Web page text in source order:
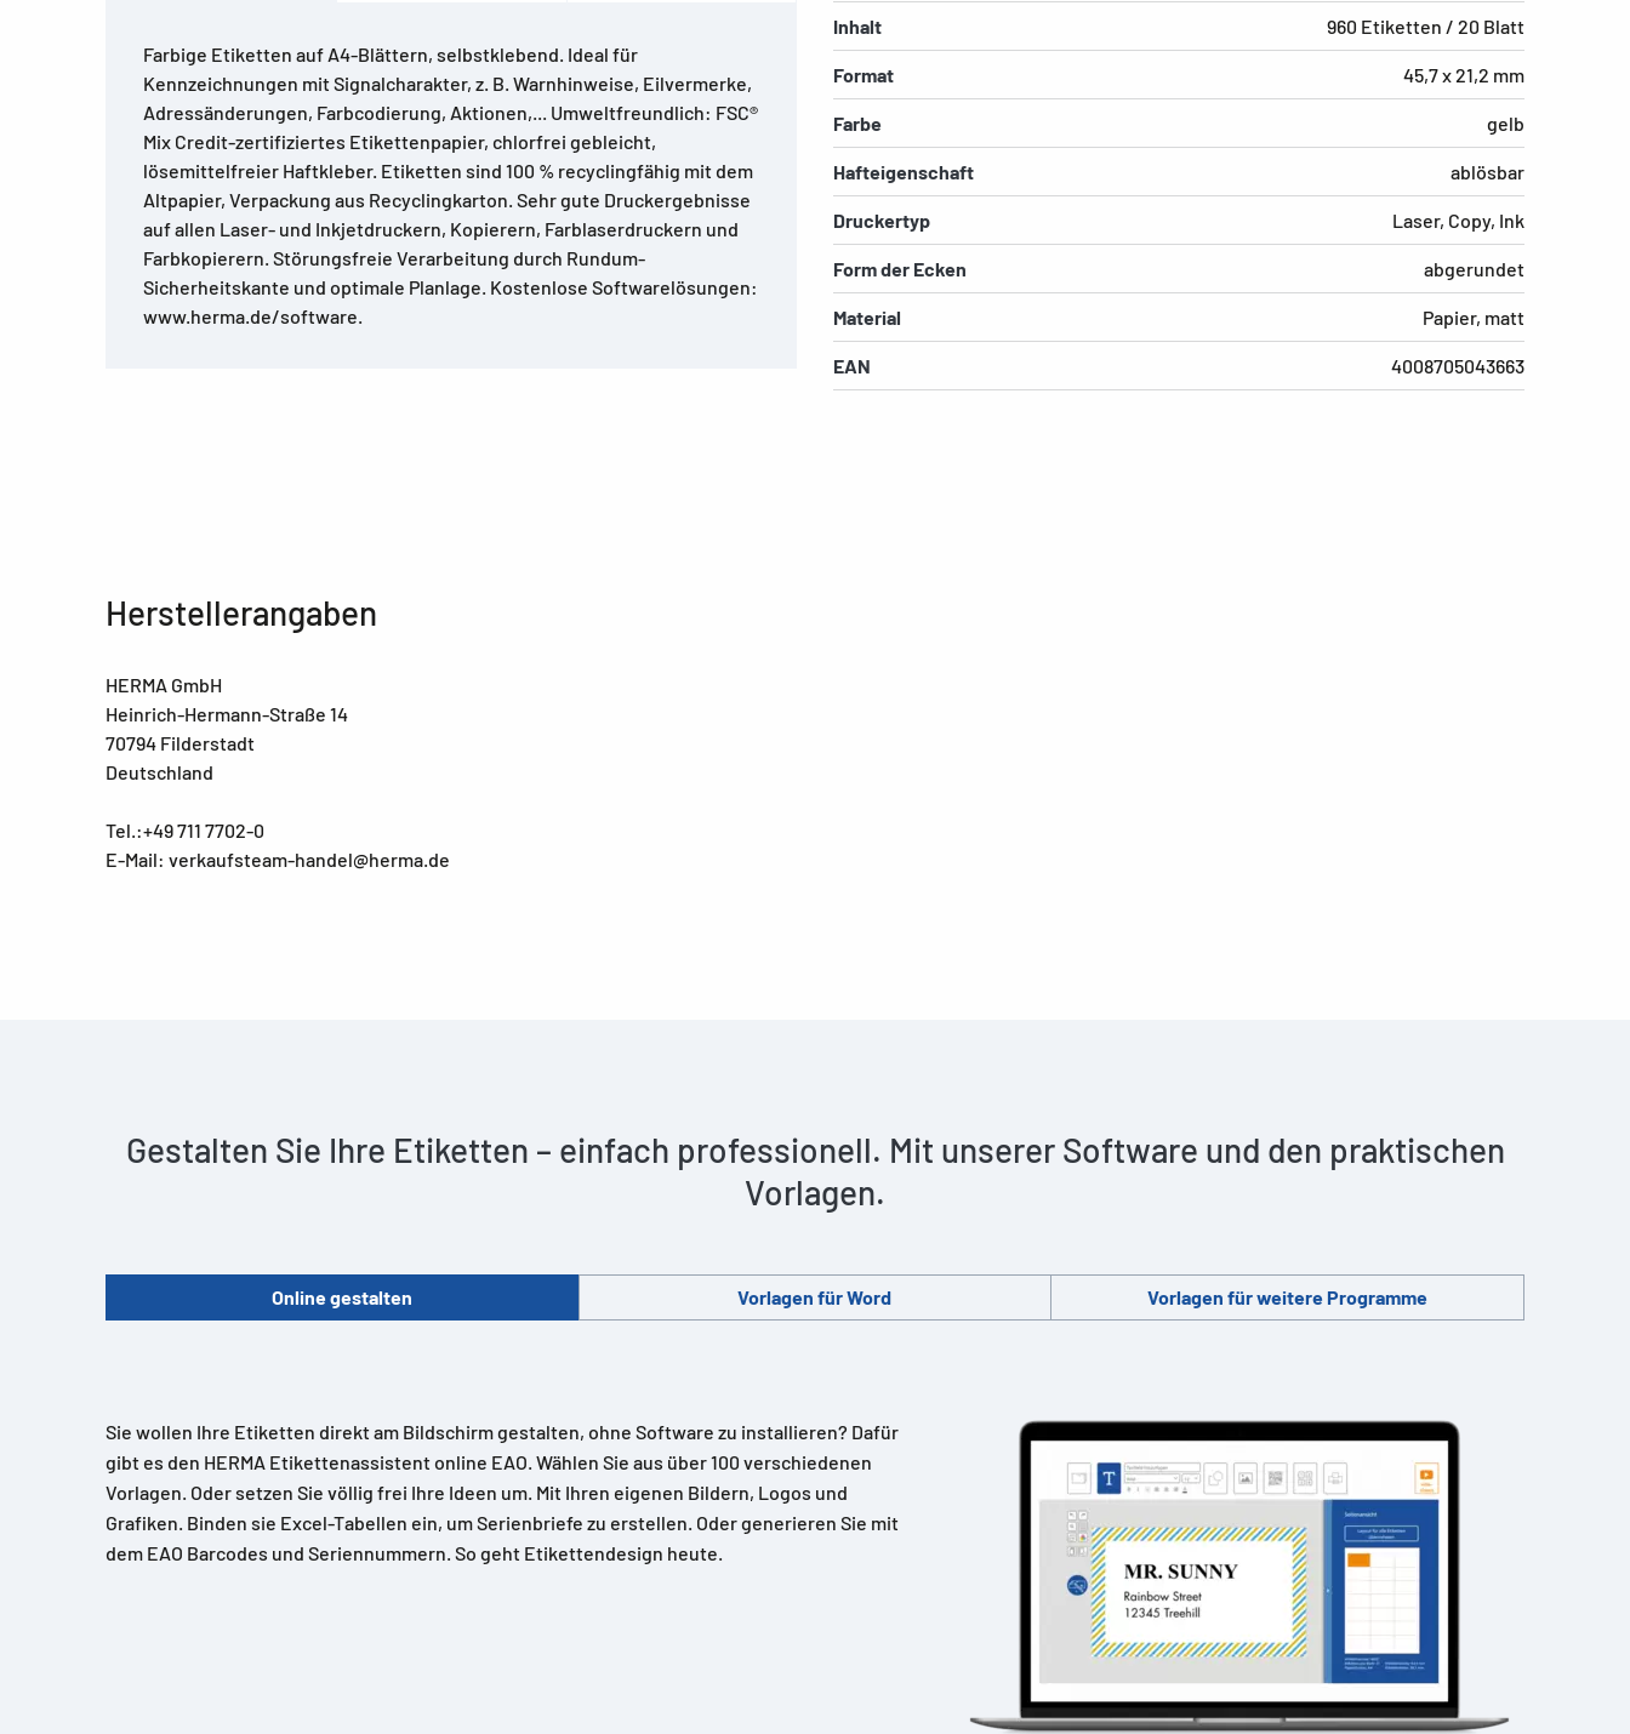
Farbige Etiketten auf A4-Blättern, selbstklebend. Ideal für
Kennzeichnungen mit Signalcharakter, z. B. Warnhinweise, Eilvermerke,
Adressänderungen, Farbcodierung, Aktionen,... Umweltfreundlich: FSC®
Mix Credit-zertifiziertes Etikettenpapier, chlorfrei gebleicht,
lösemittelfreier Haftkleber. Etiketten sind 100 % recyclingfähig mit dem
Altpapier, Verpackung aus Recyclingkarton. Sehr gute Druckergebnisse
auf allen Laser- und Inkjetdruckern, Kopierern, Farblaserdruckern und
Farbkopierern. Störungsfreie Verarbeitung durch Rundum-
Sicherheitskante und optimale Planlage. Kostenlose Softwarelösungen:
www.herma.de/software.
Inhalt 960 Etiketten / 20 Blatt
Format 45,7 x 21,2 mm
Farbe gelb
Hafteigenschaft ablösbar
Druckertyp Laser, Copy, Ink
Form der Ecken abgerundet
Material Papier, matt
EAN 4008705043663
Herstellerangaben
HERMA GmbH
Heinrich-Hermann-Straße 14
70794 Filderstadt
Deutschland
Tel.:+49 711 7702-0
E-Mail: verkaufsteam-handel@herma.de
Gestalten Sie Ihre Etiketten – einfach professionell. Mit unserer Software und den praktischen
Vorlagen.
Online gestalten Vorlagen für Word Vorlagen für weitere Programme
Sie wollen Ihre Etiketten direkt am Bildschirm gestalten, ohne Software zu installieren? Dafür
gibt es den HERMA Etikettenassistent online EAO. Wählen Sie aus über 100 verschiedenen
Vorlagen. Oder setzen Sie völlig frei Ihre Ideen um. Mit Ihren eigenen Bildern, Logos und
Grafiken. Binden sie Excel-Tabellen ein, um Serienbriefe zu erstellen. Oder generieren Sie mit
dem EAO Barcodes und Seriennummern. So geht Etikettendesign heute.